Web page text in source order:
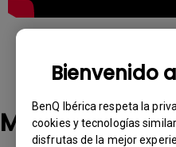
Bienvenido
BenQ Ibérica respeta la
cookies y tecnologías
disfrutas de la mejor
Modelos